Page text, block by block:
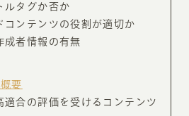
ルタグか否か
コンテンツの役割が適切か
成者情報の有無
要
適合の評価を受けるコンテンツ